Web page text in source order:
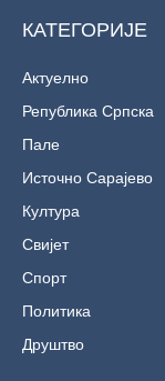
КАТЕГОРИЈЕ
Актуелно
Република Српска
Пале
Источно Сарајево
Култура
Свијет
Спорт
Политика
Друштво